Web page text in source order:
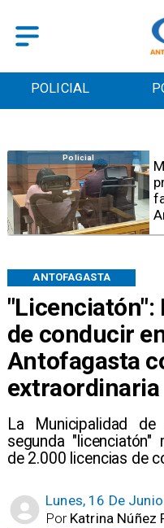
POLICIAL
"Licenciatón":
de conducir
Antofagasta
extraordinaria
​La Municipalidad
segunda "licenciatón"
de 2.000 licencias de
ANTOFAGASTA
Lunes, 16 De
Katrina Núñez
Por
Videos